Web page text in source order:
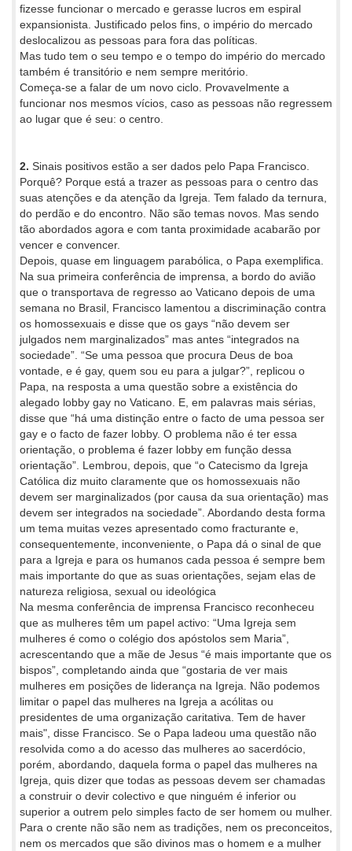
fizesse funcionar o mercado e gerasse lucros em espiral
expansionista. Justificado pelos fins, o império do mercado
deslocalizou as pessoas para fora das políticas.
Mas tudo tem o seu tempo e o tempo do império do mercado
também é transitório e nem sempre meritório.
Começa-se a falar de um novo ciclo. Provavelmente a
funcionar nos mesmos vícios, caso as pessoas não regressem
ao lugar que é seu: o centro.
2. Sinais positivos estão a ser dados pelo Papa Francisco.
Porquê? Porque está a trazer as pessoas para o centro das
suas atenções e da atenção da Igreja. Tem falado da ternura,
do perdão e do encontro. Não são temas novos. Mas sendo
tão abordados agora e com tanta proximidade acabarão por
vencer e convencer.
Depois, quase em linguagem parabólica, o Papa exemplifica.
Na sua primeira conferência de imprensa, a bordo do avião
que o transportava de regresso ao Vaticano depois de uma
semana no Brasil, Francisco lamentou a discriminação contra
os homossexuais e disse que os gays “não devem ser
julgados nem marginalizados” mas antes “integrados na
sociedade”. “Se uma pessoa que procura Deus de boa
vontade, e é gay, quem sou eu para a julgar?”, replicou o
Papa, na resposta a uma questão sobre a existência do
alegado lobby gay no Vaticano. E, em palavras mais sérias,
disse que “há uma distinção entre o facto de uma pessoa ser
gay e o facto de fazer lobby. O problema não é ter essa
orientação, o problema é fazer lobby em função dessa
orientação”. Lembrou, depois, que “o Catecismo da Igreja
Católica diz muito claramente que os homossexuais não
devem ser marginalizados (por causa da sua orientação) mas
devem ser integrados na sociedade”. Abordando desta forma
um tema muitas vezes apresentado como fracturante e,
consequentemente, inconveniente, o Papa dá o sinal de que
para a Igreja e para os humanos cada pessoa é sempre bem
mais importante do que as suas orientações, sejam elas de
natureza religiosa, sexual ou ideológica
Na mesma conferência de imprensa Francisco reconheceu
que as mulheres têm um papel activo: “Uma Igreja sem
mulheres é como o colégio dos apóstolos sem Maria”,
acrescentando que a mãe de Jesus “é mais importante que os
bispos”, completando ainda que “gostaria de ver mais
mulheres em posições de liderança na Igreja. Não podemos
limitar o papel das mulheres na Igreja a acólitas ou
presidentes de uma organização caritativa. Tem de haver
mais", disse Francisco. Se o Papa ladeou uma questão não
resolvida como a do acesso das mulheres ao sacerdócio,
porém, abordando, daquela forma o papel das mulheres na
Igreja, quis dizer que todas as pessoas devem ser chamadas
a construir o devir colectivo e que ninguém é inferior ou
superior a outrem pelo simples facto de ser homem ou mulher.
Para o crente não são nem as tradições, nem os preconceitos,
nem os mercados que são divinos mas o homem e a mulher